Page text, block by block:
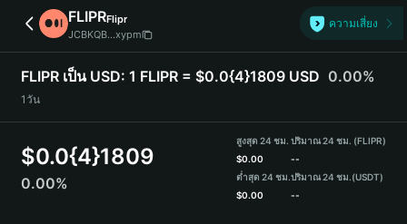
简体中文
繁體中文
Português (Portugal)
Bahasa Indonesia
ภาษาไทย
हिन्दी
Español
Português (Brasil)
FLIPRFlipr
JCBKQB...xypm
ความเสี่ยง
FLIPR เป็น USD: 1 FLIPR = $0.0{4}1809 USD 0.00%
1วัน
$0.0{4}1809
0.00%
สูงสุด 24 ชม.
$0.00
ต่ำสุด 24 ชม.
$0.00
ปริมาณ 24 ชม. (FLIPR)
--
ปริมาณ 24 ชม.(USDT)
--